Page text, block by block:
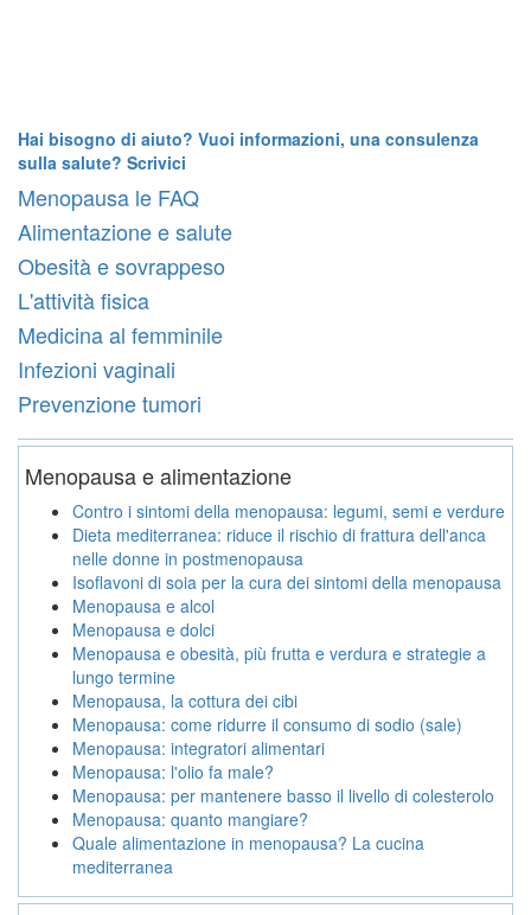
Hai bisogno di aiuto? Vuoi informazioni, una consulenza
sulla salute? Scrivici
Menopausa le FAQ
Alimentazione e salute
Obesità e sovrappeso
L'attività fisica
Medicina al femminile
Infezioni vaginali
Prevenzione tumori
Menopausa e alimentazione
Contro i sintomi della menopausa: legumi, semi e verdure
Dieta mediterranea: riduce il rischio di frattura dell'anca
nelle donne in postmenopausa
Isoflavoni di soia per la cura dei sintomi della menopausa
Menopausa e alcol
Menopausa e dolci
Menopausa e obesità, più frutta e verdura e strategie a
lungo termine
Menopausa, la cottura dei cibi
Menopausa: come ridurre il consumo di sodio (sale)
Menopausa: integratori alimentari
Menopausa: l'olio fa male?
Menopausa: per mantenere basso il livello di colesterolo
Menopausa: quanto mangiare?
Quale alimentazione in menopausa? La cucina
mediterranea